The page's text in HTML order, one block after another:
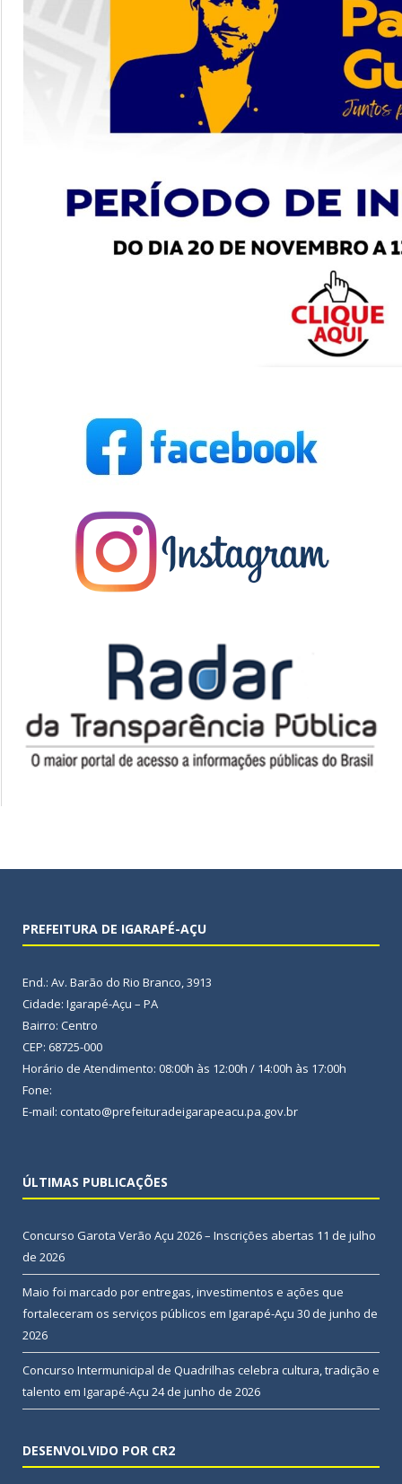
PREFEITURA DE IGARAPÉ-AÇU
End.: Av. Barão do Rio Branco, 3913
Cidade: Igarapé-Açu – PA
Bairro: Centro
CEP: 68725-000
Horário de Atendimento: 08:00h às 12:00h / 14:00h às 17:00h
Fone:
E-mail: contato@prefeituradeigarapeacu.pa.gov.br
ÚLTIMAS PUBLICAÇÕES
Concurso Garota Verão Açu 2026 – Inscrições abertas 11 de julho
de 2026
Maio foi marcado por entregas, investimentos e ações que
fortaleceram os serviços públicos em Igarapé-Açu 30 de junho de
2026
Concurso Intermunicipal de Quadrilhas celebra cultura, tradição e
talento em Igarapé-Açu 24 de junho de 2026
DESENVOLVIDO POR CR2